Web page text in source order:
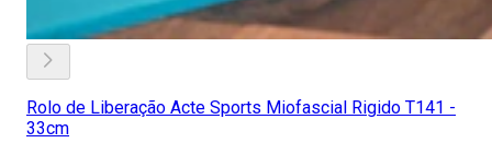
Rolo de Liberação Acte Sports Miofascial Rigido T141 -
33cm